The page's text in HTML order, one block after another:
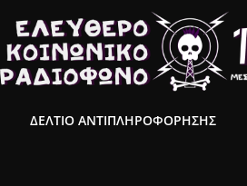
ΔΕΛΤΙΟ ΑΝΤΙΠΛΗΡΟΦΟΡΗΣΗΣ